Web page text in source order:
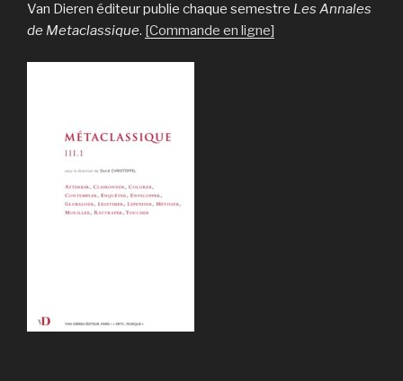
Van Dieren éditeur publie chaque semestre Les Annales
de Metaclassique. [Commande en ligne]